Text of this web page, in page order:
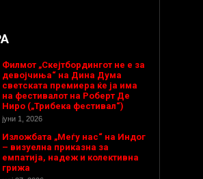
Филмот „Скејтбордингот не е за
девојчиња“ на Дина Дума
светската премиера ќе ја има
на фестивалот на Роберт Де
Ниро („Трибека фестивал“)
јуни 1, 2026
Изложбата „Меѓу нас“ на Индог
– визуелна приказна за
емпатија, надеж и колективна
грижа